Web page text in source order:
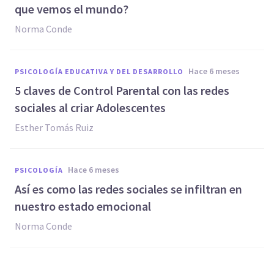
que vemos el mundo?
Norma Conde
PSICOLOGÍA EDUCATIVA Y DEL DESARROLLO hace 6 meses
5 claves de Control Parental con las redes
sociales al criar Adolescentes
Esther Tomás Ruiz
PSICOLOGÍA hace 6 meses
Así es como las redes sociales se infiltran en
nuestro estado emocional
Norma Conde